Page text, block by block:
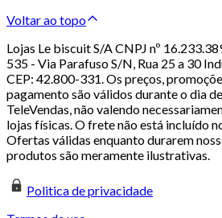
Voltar ao topo
Lojas Le biscuit S/A CNPJ nº
535 - Via Parafuso S/N, Rua 25 a 30
CEP: 42.800-331. Os preços,
pagamento são válidos durante o dia
TeleVendas, não valendo
lojas físicas. O frete não está incluído
Ofertas válidas enquanto durarem
produtos são meramente ilustrativas.
Politica de privacidade